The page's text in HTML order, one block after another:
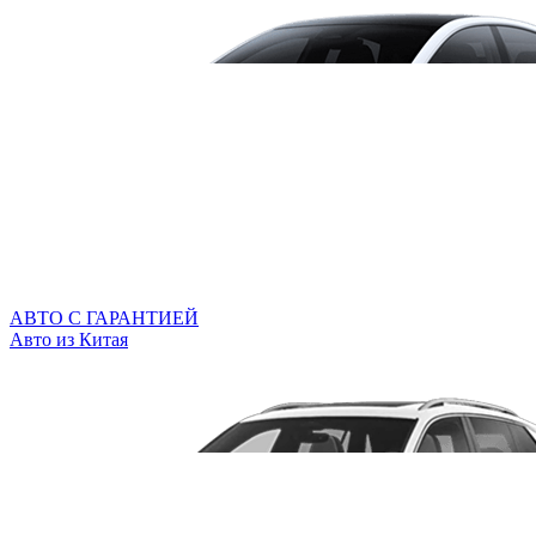
АВТО С ГАРАНТИЕЙ
Авто из Китая